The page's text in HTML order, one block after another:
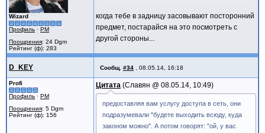
Wizard
Профиль · PM
Поощрения: 24 Dgm
Рейтинг (ф): 283
когда тебе в задницу засовывают посторонний
предмет, постарайся на это посмотреть с
другой стороны...
D_KEY Сообщ. #34 08.05.14, 16:18
Profi
Профиль · PM
Поощрения: 5 Dgm
Рейтинг (ф): 156
Цитата Славян @ 08.05.14, 10:49
предоставляя вам услугу доступа в сеть, они
подразумевали "будете выходить всюду, куда
законом можно". А потом говорят: "ой, у вас